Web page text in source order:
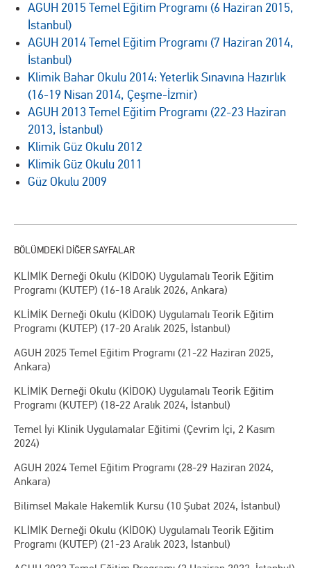
KLİMİK Derneği Okulu (KİDOK) Uygulamalı Teorik Eğitim
Programı (KUTEP) (16-18 Aralık 2026, Ankara)
KLİMİK Derneği Okulu (KİDOK) Uygulamalı Teorik Eğitim
Programı (KUTEP) (17-20 Aralık 2025, İstanbul)
AGUH 2025 Temel Eğitim Programı (21-22 Haziran 2025,
Ankara)
KLİMİK Derneği Okulu (KİDOK) Uygulamalı Teorik Eğitim
Programı (KUTEP) (18-22 Aralık 2024, İstanbul)
Temel İyi Klinik Uygulamalar Eğitimi (Çevrim İçi, 2 Kasım
2024)
AGUH 2024 Temel Eğitim Programı (28-29 Haziran 2024,
Ankara)
Bilimsel Makale Hakemlik Kursu (10 Şubat 2024, İstanbul)
KLİMİK Derneği Okulu (KİDOK) Uygulamalı Teorik Eğitim
Programı (KUTEP) (21-23 Aralık 2023, İstanbul)
AGUH 2015 Temel Eğitim Programı (6 Haziran 2015,
İstanbul)
AGUH 2014 Temel Eğitim Programı (7 Haziran 2014,
İstanbul)
Klimik Bahar Okulu 2014: Yeterlik Sınavına Hazırlık
(16-19 Nisan 2014, Çeşme-İzmir)
AGUH 2013 Temel Eğitim Programı (22-23 Haziran
2013, İstanbul)
Klimik Güz Okulu 2012
Klimik Güz Okulu 2011
Güz Okulu 2009